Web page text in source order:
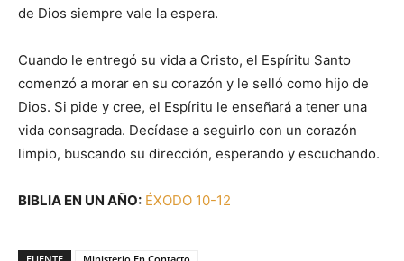
de Dios siempre vale la espera.
Cuando le entregó su vida a Cristo, el Espíritu Santo
comenzó a morar en su corazón y le selló como hijo de
Dios. Si pide y cree, el Espíritu le enseñará a tener una
vida consagrada. Decídase a seguirlo con un corazón
limpio, buscando su dirección, esperando y escuchando.
BIBLIA EN UN AÑO: ÉXODO 10-12